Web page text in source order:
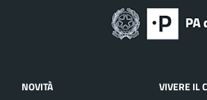
NOVITÀ VIVERE IL